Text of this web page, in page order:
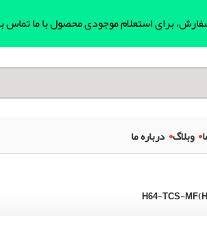
وبلاگ درباره ما
برای استعلام موجودی محصول با ما تماس